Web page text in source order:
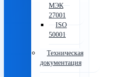
МЭК
27001
ISO
50001
Техническая
документация